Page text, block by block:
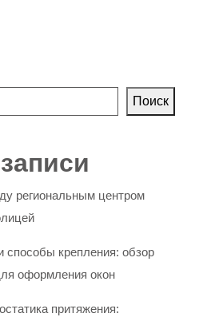
Поиск
региональным центром
крепления: обзор
оформления окон
притяжения: